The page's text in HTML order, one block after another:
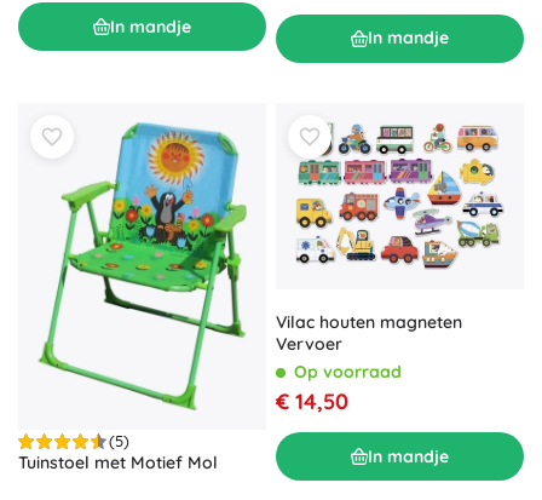
In mandje
In mandje
(5)
Tuinstoel met Motief Mol
Vilac houten magneten
Vervoer
Op voorraad
€ 14,50
In mandje